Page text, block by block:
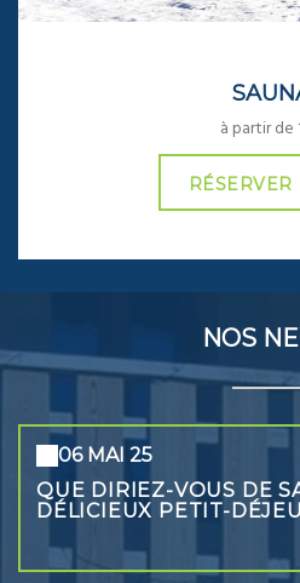
à partir de
RÉSERVER
NOS
06 MAI 25
QUE DIRIEZ-VOUS DE
DÉLICIEUX PETIT-